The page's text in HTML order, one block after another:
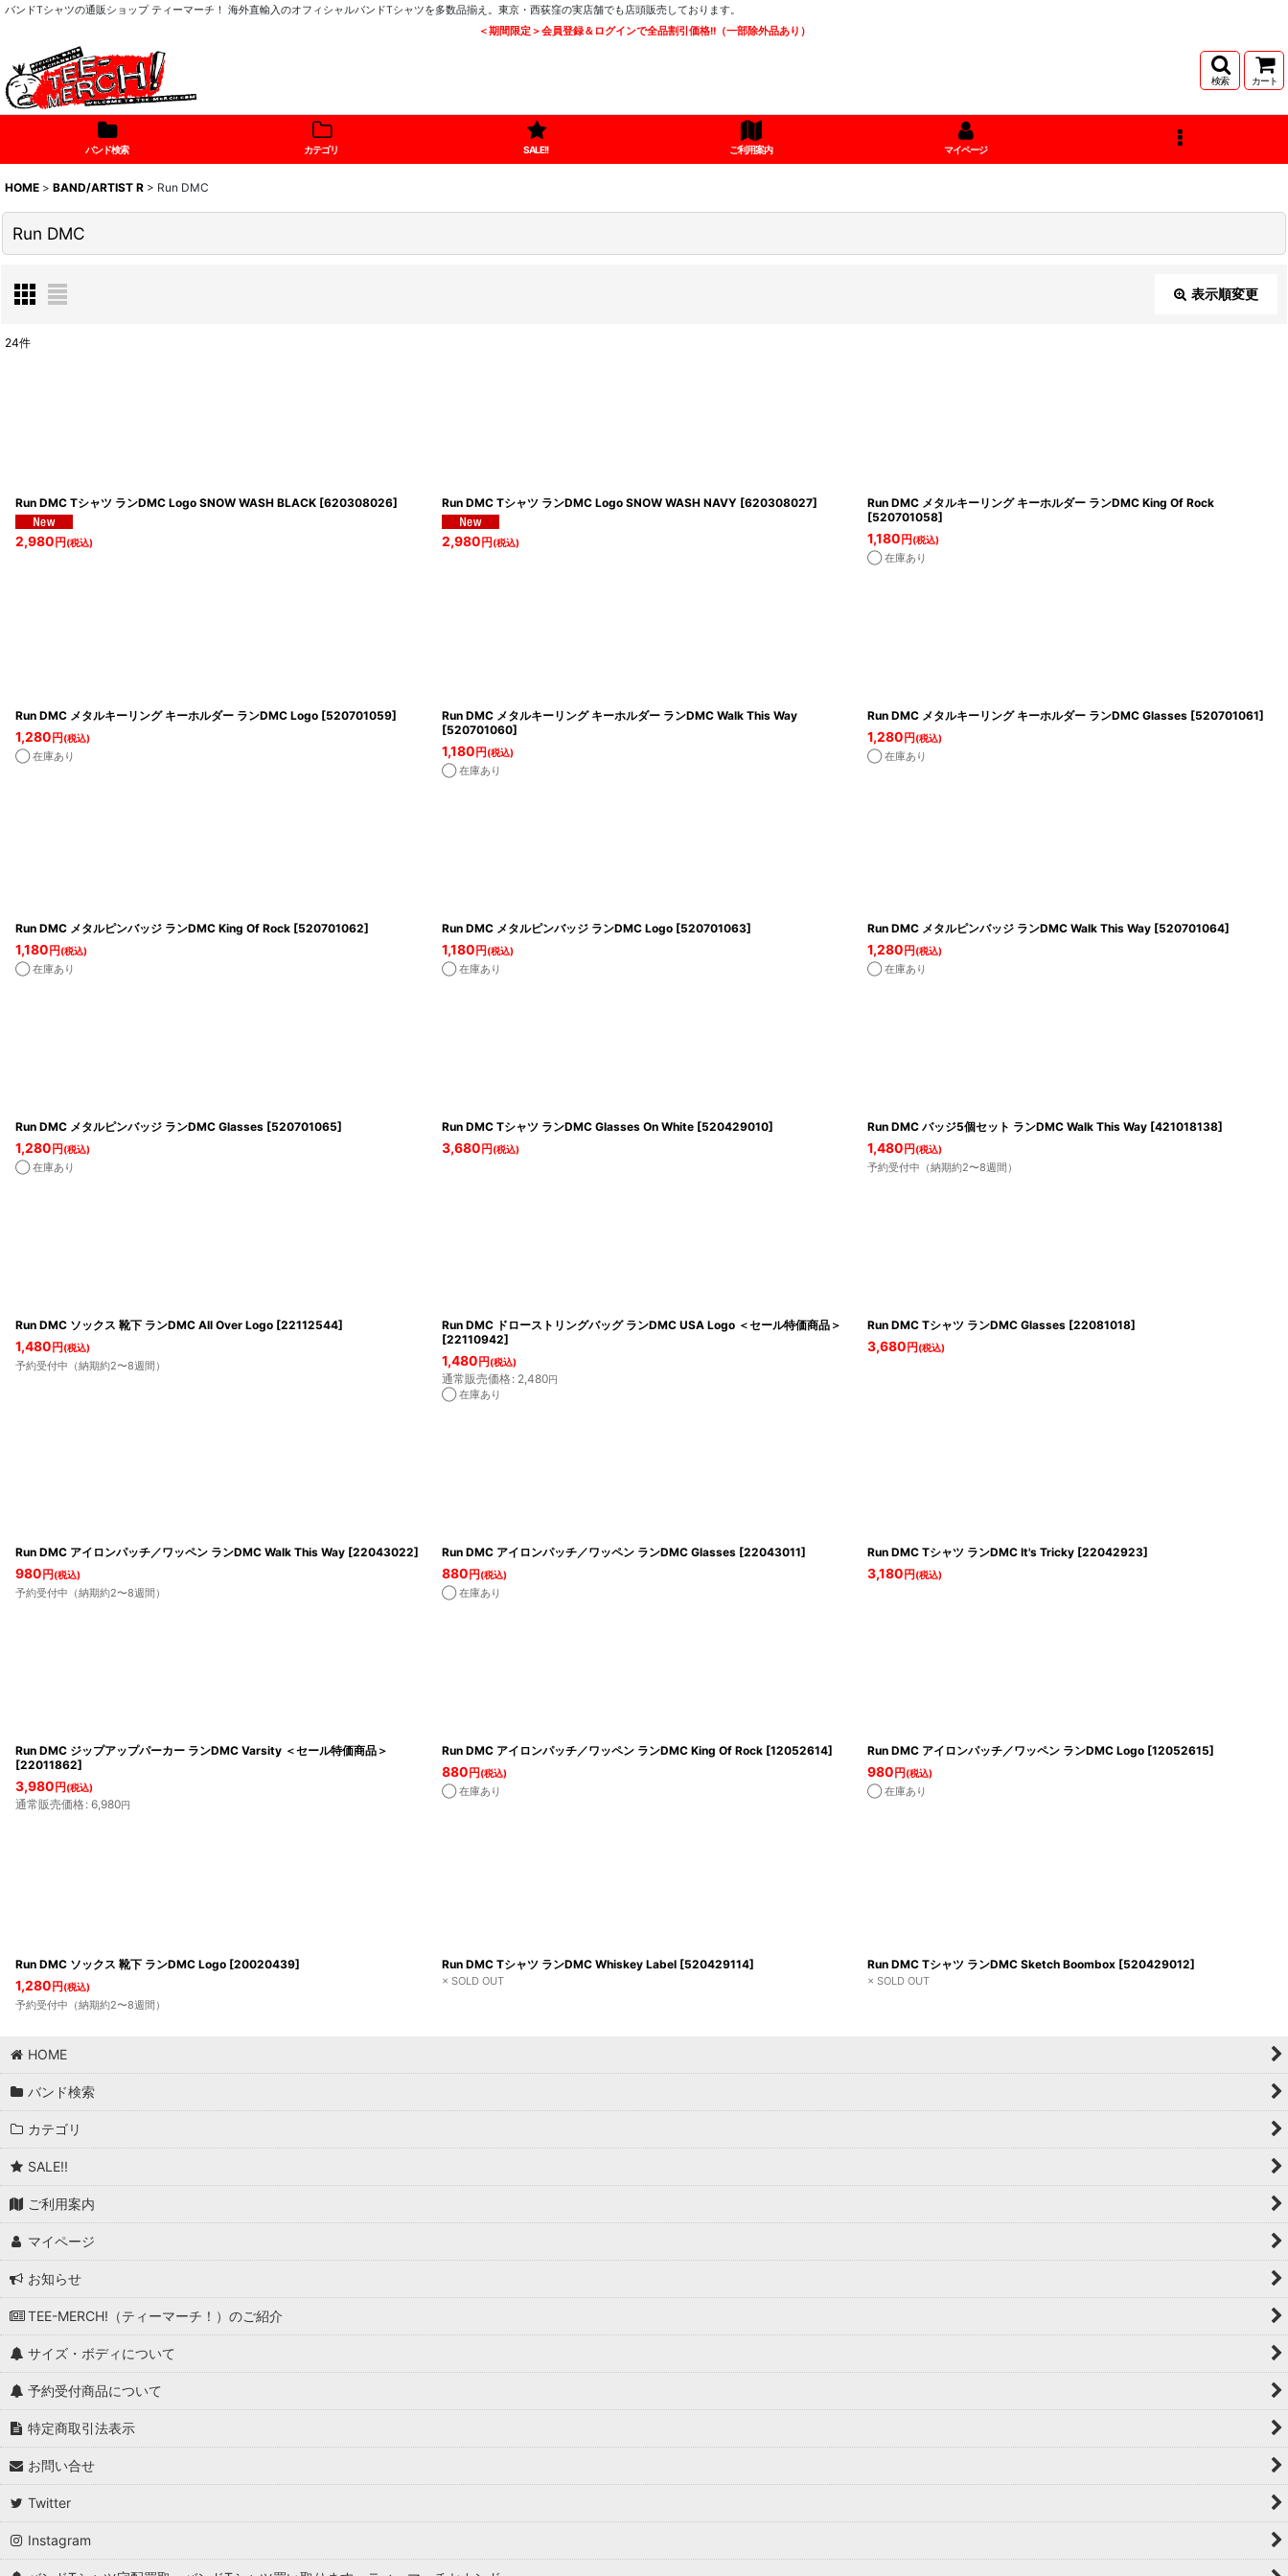
バンドTシャツの通販ショップ ティーマーチ！ 海外直輸入のオフィシャルバンドTシャツを多数品揃え。東京・西荻窪の実店舗でも店頭販売しております。
＜期間限定＞会員登録＆ログインで全品割引価格!!（一部除外品あり）
検索 カート
バンド検索 カテゴリ SALE!! ご利用案内 マイページ
HOME > BAND/ARTIST R > Run DMC
Run DMC
表示順変更
24件
Run DMC Tシャツ ランDMC Logo SNOW WASH BLACK [620308026]
2,980円(税込)
Run DMC Tシャツ ランDMC Logo SNOW WASH NAVY [620308027]
2,980円(税込)
Run DMC メタルキーリング キーホルダー ランDMC King Of Rock
[520701058]
1,180 円 (税込)
◯ 在庫あり
Run DMC メタルキーリング キーホルダー ランDMC Logo [520701059]
1,280 円 (税込)
◯ 在庫あり
Run DMC メタルキーリング キーホルダー ランDMC Walk This Way
[520701060]
1,180 円 (税込)
◯ 在庫あり
Run DMC メタルキーリング キーホルダー ランDMC Glasses [520701061]
1,280 円 (税込)
◯ 在庫あり
Run DMC メタルピンバッジ ランDMC King Of Rock [520701062]
1,180 円 (税込)
◯ 在庫あり
Run DMC メタルピンバッジ ランDMC Logo [520701063]
1,180 円 (税込)
◯ 在庫あり
Run DMC メタルピンバッジ ランDMC Walk This Way [520701064]
1,280 円 (税込)
◯ 在庫あり
Run DMC メタルピンバッジ ランDMC Glasses [520701065]
1,280 円 (税込)
◯ 在庫あり
Run DMC Tシャツ ランDMC Glasses On White [520429010]
3,680 円 (税込)
Run DMC バッジ5個セット ランDMC Walk This Way [421018138]
1,480 円 (税込)
予約受付中（納期約2〜8週間）
Run DMC ソックス 靴下 ランDMC All Over Logo [22112544]
1,480 円 (税込)
予約受付中（納期約2〜8週間）
Run DMC ドローストリングバッグ ランDMC USA Logo ＜セール特価商品＞
[22110942]
1,480 円 (税込)
通常販売価格: 2,480円
◯ 在庫あり
Run DMC Tシャツ ランDMC Glasses [22081018]
3,680 円 (税込)
Run DMC アイロンパッチ／ワッペン ランDMC Walk This Way [22043022]
980 円 (税込)
予約受付中（納期約2〜8週間）
Run DMC アイロンパッチ／ワッペン ランDMC Glasses [22043011]
880 円 (税込)
◯ 在庫あり
Run DMC Tシャツ ランDMC It's Tricky [22042923]
3,180 円 (税込)
Run DMC ジップアップパーカー ランDMC Varsity ＜セール特価商品＞
[22011862]
3,980 円 (税込)
通常販売価格: 6,980円
Run DMC アイロンパッチ／ワッペン ランDMC King Of Rock [12052614]
880 円 (税込)
◯ 在庫あり
Run DMC アイロンパッチ／ワッペン ランDMC Logo [12052615]
980 円 (税込)
◯ 在庫あり
Run DMC ソックス 靴下 ランDMC Logo [20020439]
1,280 円 (税込)
予約受付中（納期約2〜8週間）
Run DMC Tシャツ ランDMC Whiskey Label [520429114]
× SOLD OUT
Run DMC Tシャツ ランDMC Sketch Boombox [520429012]
× SOLD OUT
HOME
バンド検索
カテゴリ
SALE!!
ご利用案内
マイページ
お知らせ
TEE-MERCH!（ティーマーチ！）のご紹介
サイズ・ボディについて
予約受付商品について
特定商取引法表示
お問い合せ
Twitter
Instagram